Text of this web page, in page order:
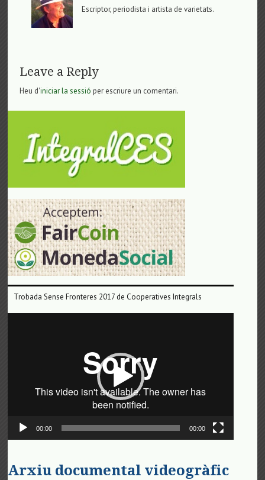
Escriptor, periodista i artista de varietats.
Leave a Reply
Heu d'iniciar la sessió per escriure un comentari.
Trobada Sense Fronteres 2017 de Cooperatives Integrals
00:00 00:00
Arxiu documental videogràfic